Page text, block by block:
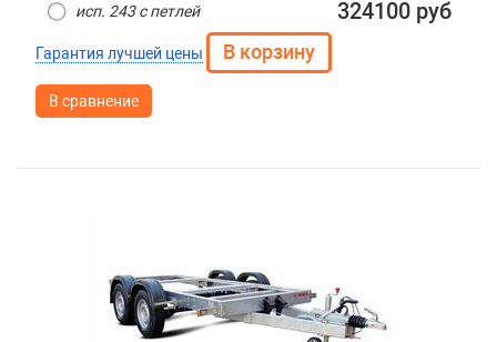
исп. 243 с петлей 324100 руб
Гарантия лучшей цены
В сравнение